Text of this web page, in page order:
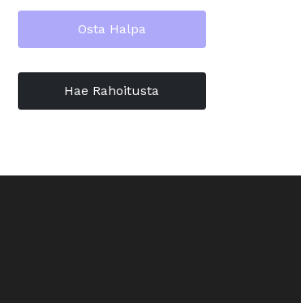
Osta Halpa
Hae Rahoitusta